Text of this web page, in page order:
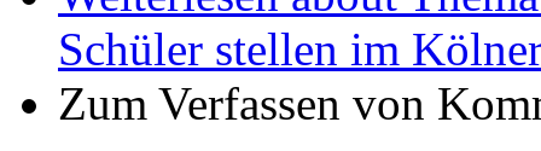
Schüler stellen im
Zum Verfassen von